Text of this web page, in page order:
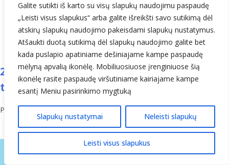
Galite sutikti iš karto su visų slapukų naudojimu paspaudę
„Leisti visus slapukus“ arba galite išreikšti savo sutikimą dėl
atskirų slapukų naudojimo pakeisdami slapukų nustatymus.
Atšaukti duotą sutikimą dėl slapukų naudojimo galite bet
kada puslapio apatiniame dešiniajame kampe paspaudę
mėlyną apvalią ikonėlę. Mobiliuosiuose įrenginiuose šią
ikonėlę rasite paspaudę viršutiniame kairiajame kampe
esantį Meniu pasirinkimo mygtuką
Slapukų nustatymai Neleisti slapukų
Leisti visus slapukus
Paskelbta2024,Dešimtadienio hidrometeorologinių sąlygų
apžvalga
2024-09-11 | Karštų ir vėsių dienų bei
tropinių naktų skaičius šių metų vasarą
Paskelbta2024-09-11paskelbėGytis Valaika